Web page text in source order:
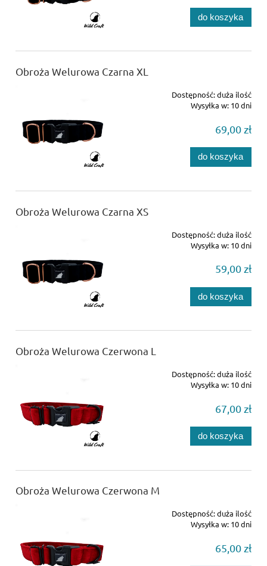
do koszyka
Obroża Welurowa Czarna XL
Dostępność:duża ilość
Wysyłka w: 10 dni
69,00 zł
do koszyka
Obroża Welurowa Czarna XS
Dostępność:duża ilość
Wysyłka w: 10 dni
59,00 zł
do koszyka
Obroża Welurowa Czerwona L
Dostępność:duża ilość
Wysyłka w: 10 dni
67,00 zł
do koszyka
Obroża Welurowa Czerwona M
Dostępność:duża ilość
Wysyłka w: 10 dni
65,00 zł